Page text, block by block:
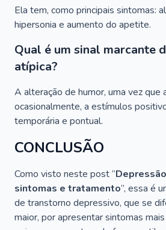
Ela tem, como principais sintomas:
hipersonia e aumento do apetite.
Qual é um sinal marcante
atípica?
A alteração de humor, uma vez que
ocasionalmente, a estímulos
temporária e pontual.
CONCLUSÃO
Como visto neste post “
sintomas e tratamento”, essa é
de transtorno depressivo, que se
maior, por apresentar sintomas